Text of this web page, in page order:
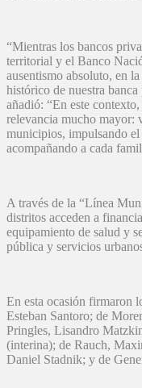
“Mientras los bancos
territorial y el Banco
ausentismo absoluto, en
histórico de nuestra
añadió: “En este
relevancia mucho mayor:
municipios, impulsando
acompañando a cada
A través de la “Línea
distritos acceden a
equipamiento de salud y
pública y servicios
En esta ocasión firmaron
Esteban Santoro; de
Pringles, Lisandro
(interina); de Rauch,
Daniel Stadnik; y de